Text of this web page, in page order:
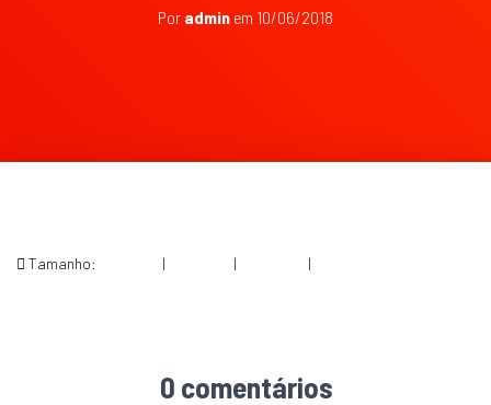
Por admin em 10/06/2018
Tamanho: | | |
0 comentários